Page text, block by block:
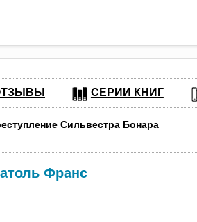
СЕРИИ КНИГ
Сильвестра Бонара
Франс